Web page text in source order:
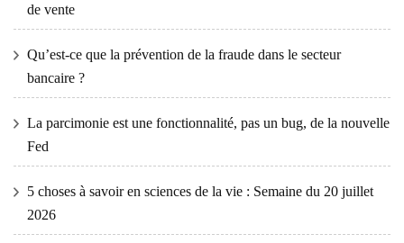
de vente
Qu’est-ce que la prévention de la fraude dans le secteur
bancaire ?
La parcimonie est une fonctionnalité, pas un bug, de la nouvelle
Fed
5 choses à savoir en sciences de la vie : Semaine du 20 juillet
2026